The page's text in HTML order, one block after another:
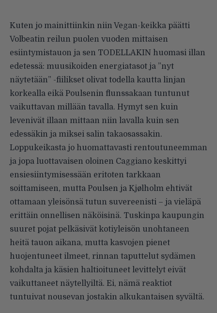
Kuten jo mainittiinkin niin Vegan-keikka päätti
Volbeatin reilun puolen vuoden mittaisen
esiintymistauon ja sen TODELLAKIN huomasi illan
edetessä: muusikoiden energiatasot ja ”nyt
näytetään” -fiilikset olivat todella kautta linjan
korkealla eikä Poulsenin flunssakaan tuntunut
vaikuttavan millään tavalla. Hymyt sen kuin
levenivät illaan mittaan niin lavalla kuin sen
edessäkin ja miksei salin takaosassakin.
Loppukeikasta jo huomattavasti rentoutuneemman
ja jopa luottavaisen oloinen Caggiano keskittyi
ensiesiintymisessään eritoten tarkkaan
soittamiseen, mutta Poulsen ja Kjølholm ehtivät
ottamaan yleisönsä tutun suvereenisti – ja vieläpä
erittäin onnellisen näköisinä. Tuskinpa kaupungin
suuret pojat pelkäsivät kotiyleisön unohtaneen
heitä tauon aikana, mutta kasvojen pienet
huojentuneet ilmeet, rinnan taputtelut sydämen
kohdalta ja käsien haltioituneet levittelyt eivät
vaikuttaneet näytellyiltä. Ei, nämä reaktiot
tuntuivat nousevan jostakin alkukantaisen syvältä.